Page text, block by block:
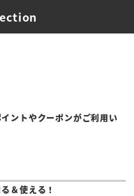
ントやクーポンがご利用い
＆使える！